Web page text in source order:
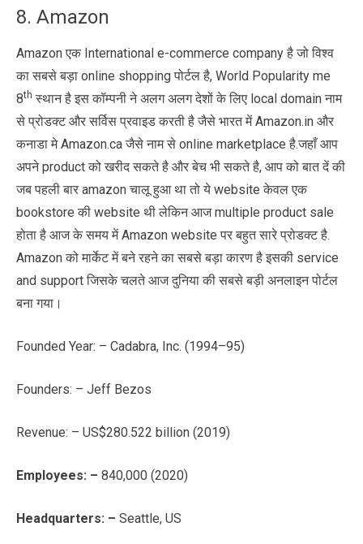
8. Amazon
Amazon एक International e-commerce company है जो विश्व
का सबसे बड़ा online shopping पोर्टल है, World Popularity me
8th स्थान है इस कॉम्पनी ने अलग अलग देशों के लिए local domain नाम
से प्रोडक्ट और सर्विस प्रवाइड करती है जैसे भारत में Amazon.in और
कनाडा मे Amazon.ca जैसे नाम से online marketplace है.जहाँ आप
अपने product को खरीद सकते है और बेच भी सकते है, आप को बात दें की
जब पहली बार amazon चालू हुआ था तो ये website केवल एक
bookstore की website थी लेकिन आज multiple product sale
होता है आज के समय में Amazon website पर बहुत सारे प्रोडक्ट है.
Amazon को मार्केट में बने रहने का सबसे बड़ा कारण है इसकी service
and support जिसके चलते आज दुनिया की सबसे बड़ी अनलाइन पोर्टल
बना गया।
Founded Year: – Cadabra, Inc. (1994–95)
Founders: – Jeff Bezos
Revenue: – US$280.522 billion (2019)
Employees: – 840,000 (2020)
Headquarters: – Seattle, US